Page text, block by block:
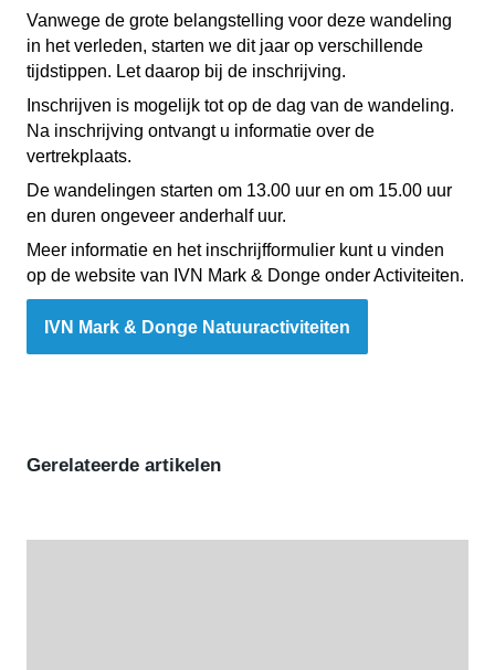
Vanwege de grote belangstelling voor deze wandeling
in het verleden, starten we dit jaar op verschillende
tijdstippen. Let daarop bij de inschrijving.
Inschrijven is mogelijk tot op de dag van de wandeling.
Na inschrijving ontvangt u informatie over de
vertrekplaats.
De wandelingen starten om 13.00 uur en om 15.00 uur
en duren ongeveer anderhalf uur.
Meer informatie en het inschrijfformulier kunt u vinden
op de website van IVN Mark & Donge onder Activiteiten.
IVN Mark & Donge Natuuractiviteiten
Gerelateerde artikelen